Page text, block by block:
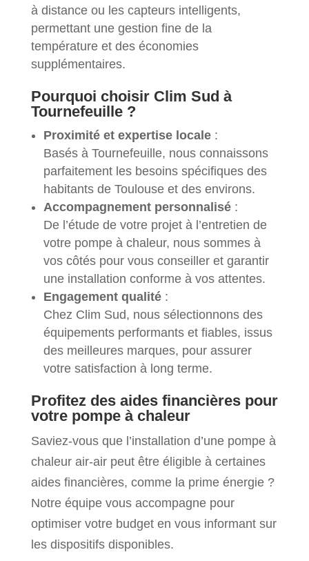
à distance ou les capteurs intelligents,
permettant une gestion fine de la
température et des économies
supplémentaires.
Pourquoi choisir Clim Sud à
Tournefeuille ?
Proximité et expertise locale:
Basés à Tournefeuille, nous connaissons
parfaitement les besoins spécifiques des
habitants de Toulouse et des environs.
Accompagnement personnalisé:
De l’étude de votre projet à l’entretien de
votre pompe à chaleur, nous sommes à
vos côtés pour vous conseiller et garantir
une installation conforme à vos attentes.
Engagement qualité:
Chez Clim Sud, nous sélectionnons des
équipements performants et fiables, issus
des meilleures marques, pour assurer
votre satisfaction à long terme.
Profitez des aides financières pour
votre pompe à chaleur
Saviez-vous que l’installation d’une pompe à
chaleur air-air peut être éligible à certaines
aides financières, comme la prime énergie ?
Notre équipe vous accompagne pour
optimiser votre budget en vous informant sur
les dispositifs disponibles.